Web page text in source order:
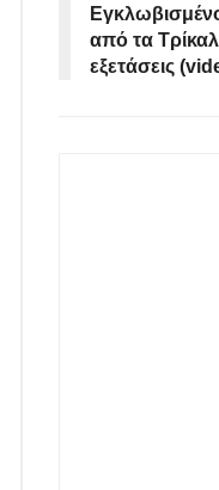
από τα
εξετάσεις